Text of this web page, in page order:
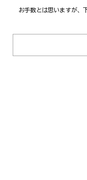
お手数とは思いますが、